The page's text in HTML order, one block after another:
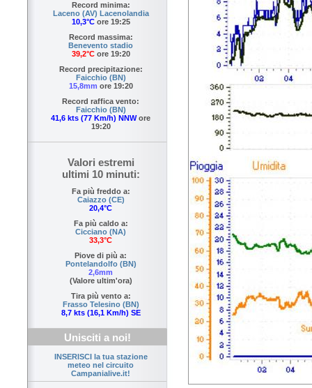
Record minima:
Laceno (AV) Lacenolandia
10,3°Core 19:25
Record massima:
Benevento stadio
39,2°Core 19:20
Record precipitazione:
Faicchio (BN)
15,8mm ore 19:20
Record raffica vento:
Faicchio (BN)
41,6 kts (77 Km/h) NNWore
19:20
Valori estremi
ultimi 10 minuti:
Fa più freddo a:
Caiazzo (CE)
20,4°C
Fa più caldo a:
Cicciano (NA)
33,3°C
Piove di più a:
Pontelandolfo (BN)
2,6mm
(Valore ultim'ora)
Tira più vento a:
Frasso Telesino (BN)
8,7 kts (16,1 Km/h) SE
Unisciti a noi!
INSERISCI la tua stazione
meteo nel circuito
Campanialive.it!